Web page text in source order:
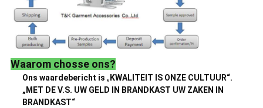
Waarom chosse ons?
Ons waardebericht is „ KWALITEIT IS ONZE CULTUUR“.
„MET DE V.S. UW GELD IN BRANDKAST UW ZAKEN IN
BRANDKAST“